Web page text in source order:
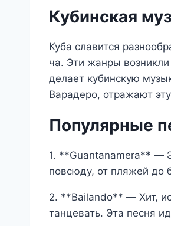
Кубинская
Куба славится
ча. Эти жанры
делает кубинскую
Варадеро, отражают
Популярные
1. **Guantanamera** —
повсюду, от пляжей до
2. **Bailando** — Хит,
танцевать. Эта песня